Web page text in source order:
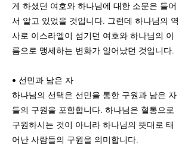
게 하셨던 여호와 하나님에 대한 소문은 들어
서 알고 있었을 것입니다. 그런데 하나님의 역
사로 이스라엘이 섬기던 여호와 하나님의 이
름으로 맹세하는 변화가 일어났던 것입니다.
• 선민과 남은 자
하나님의 선택은 선민을 통한 구원과 남은 자
들의 구원을 포함합니다. 하나님은 혈통으로
구원하시는 것이 아니라 하나님의 뜻대로 태
어난 사람들의 구원을 의미합니다.